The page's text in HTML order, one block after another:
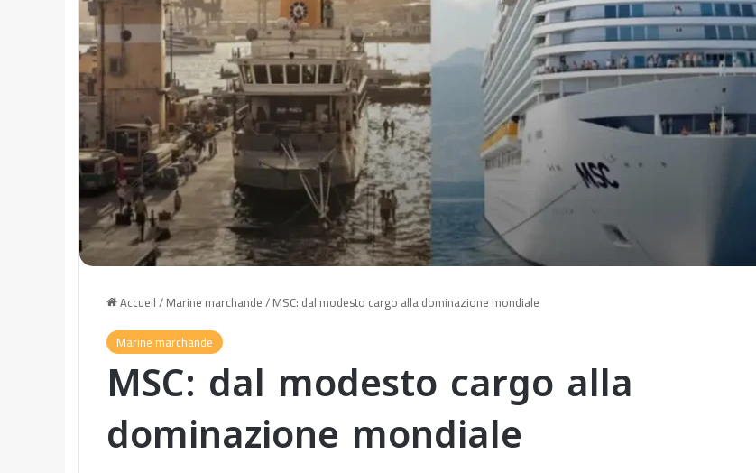
Accueil/Marine marchande/MSC: dal modesto cargo alla dominazione mondiale
Marine marchande
MSC: dal modesto cargo alla
dominazione mondiale